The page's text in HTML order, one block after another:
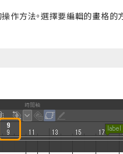
方法。選擇要編輯的畫格的